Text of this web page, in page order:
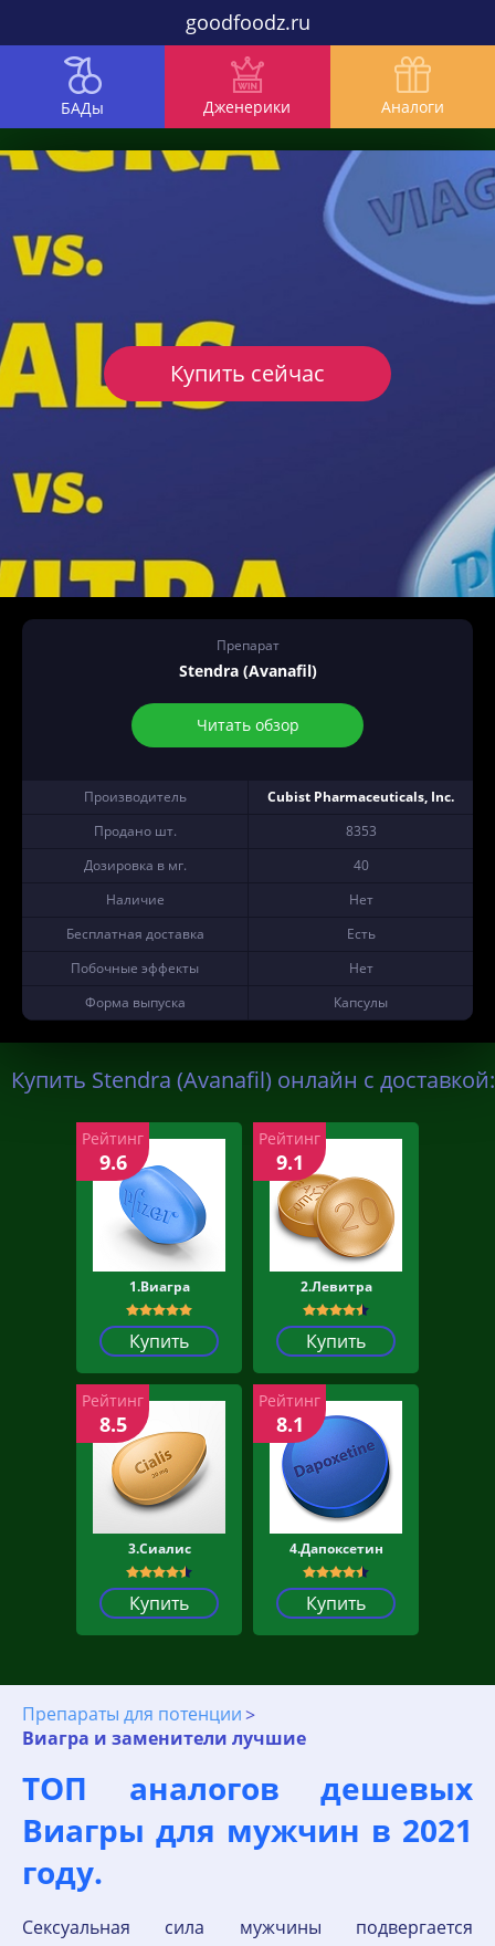
goodfoodz.ru
БАДы Дженерики Аналоги
Препарат
Stendra (Avanafil)
Читать обзор
Производитель
Cubist Pharmaceuticals, Inc.
Продано шт.
8353
Дозировка в мг.
40
Наличие
Нет
Бесплатная доставка
Есть
Побочные эффекты
Нет
Форма выпуска
Капсулы
Купить сейчас
Купить Stendra (Avanafil) онлайн с доставкой:
1.Виагра
Купить
Рейтинг
9.6
2.Левитра
Купить
Рейтинг
9.1
3.Сиалис
Купить
Рейтинг
8.5
4.Дапоксетин
Купить
Рейтинг
8.1
Препараты для потенции
Виагра и заменители лучшие
ТОП аналогов дешевых
Виагры для мужчин в 2021
году.
Сексуальная сила мужчины подвергается